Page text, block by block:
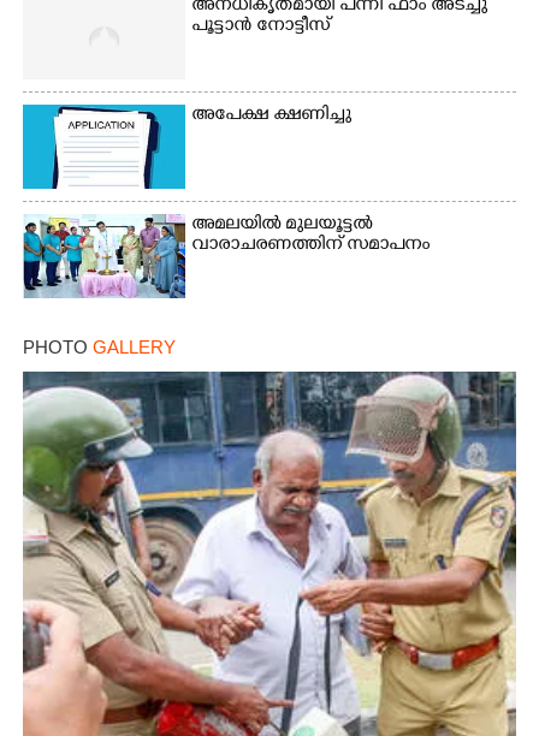
അനധികൃതമായി പന്നി ഫാം അടച്ചു
പൂട്ടാൻ നോട്ടീസ്
അപേക്ഷ ക്ഷണിച്ചു
അമലയിൽ മുലയൂട്ടൽ
വാരാചരണത്തിന് സമാപനം
PHOTO GALLERY
Copy Link